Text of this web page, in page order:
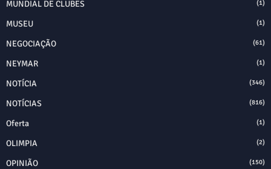
MUNDIAL DE CLUBES (1)
MUSEU (1)
NEGOCIAÇÃO (61)
NEYMAR (1)
NOTÍCIA (346)
NOTÍCIAS (816)
Oferta (1)
OLIMPIA (2)
OPINIÃO (150)